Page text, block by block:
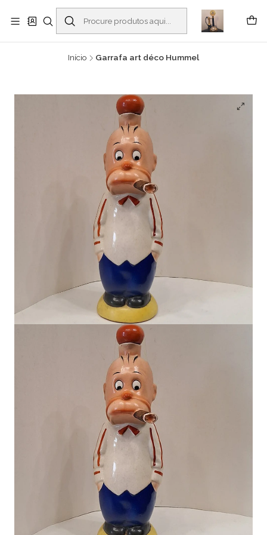
Buscantiguidades - Leilões. Colecionismo e antiguidades em Viana do
Castelo -
Ler mais
Início Garrafa art déco Hummel